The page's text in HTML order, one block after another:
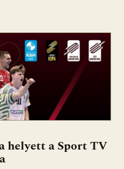
helyett a Sport TV